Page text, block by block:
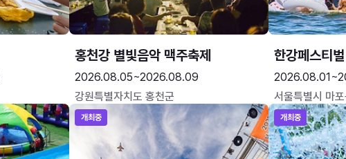
홍천강 별빛음악 맥주축제
2026.08.05~2026.08.09
강원특별자치도 홍천군
한강페스티벌
서울특별시 마
개최중 개최중